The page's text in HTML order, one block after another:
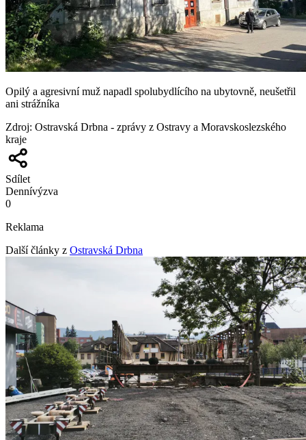
Opilý a agresivní muž napadl spolubydlícího na ubytovně, neušetřil
ani strážníka
Zdroj: Ostravská Drbna - zprávy z Ostravy a Moravskoslezského
kraje
Sdílet
Dennívýzva
0
Reklama
Další články z Ostravská Drbna